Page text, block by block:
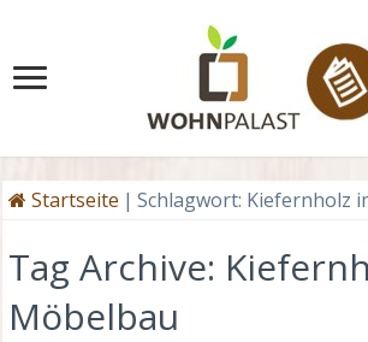
Startseite | Schlagwort: Kiefernholz
Tag Archive:
Möbelbau